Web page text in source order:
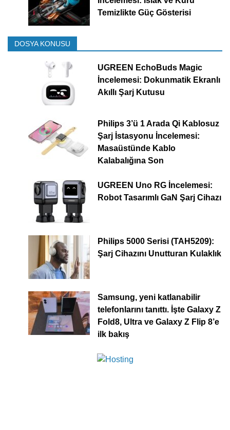
Temizlikte Güç Gösterisi
DOSYA KONUSU
UGREEN EchoBuds Magic
İncelemesi: Dokunmatik Ekranlı
Akıllı Şarj Kutusu
Philips 3’ü 1 Arada Qi Kablosuz
Şarj İstasyonu İncelemesi:
Masaüstünde Kablo
Kalabalığına Son
UGREEN Uno RG İncelemesi:
Robot Tasarımlı GaN Şarj Cihazı
Philips 5000 Serisi (TAH5209):
Şarj Cihazını Unutturan Kulaklık
Samsung, yeni katlanabilir
telefonlarını tanıttı. İşte Galaxy Z
Fold8, Ultra ve Galaxy Z Flip 8’e
ilk bakış